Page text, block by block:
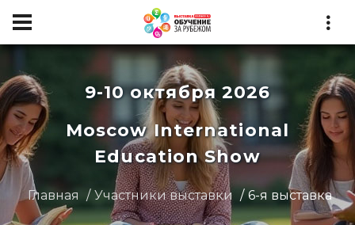
9-10 октября 2026
Moscow International
Education Show
Главная Участники выставки 6-я выставка